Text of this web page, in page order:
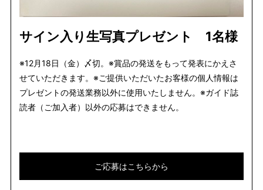
サイン入り生写真プレゼント 1名様
※12月18日（金）〆切。※賞品の発送をもって発表にかえさ
せていただきます。※ご提供いただいたお客様の個人情報は
プレゼントの発送業務以外に使用いたしません。※ガイド誌
読者（ご加入者）以外の応募はできません。
ご応募はこちらから